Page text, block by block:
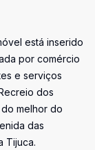
está inserido
por comércio
e serviços
dos
melhor do
das
Tijuca.